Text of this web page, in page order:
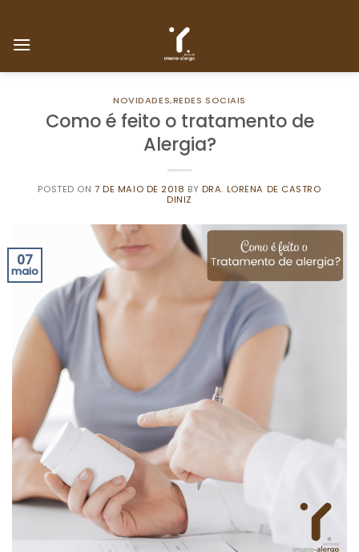
content
NOVIDADES,REDES SOCIAIS
Como é feito o tratamento de
Alergia?
POSTED ON7 DE MAIO DE 2018 BY DRA. LORENA DE CASTRO
DINIZ
07
maio